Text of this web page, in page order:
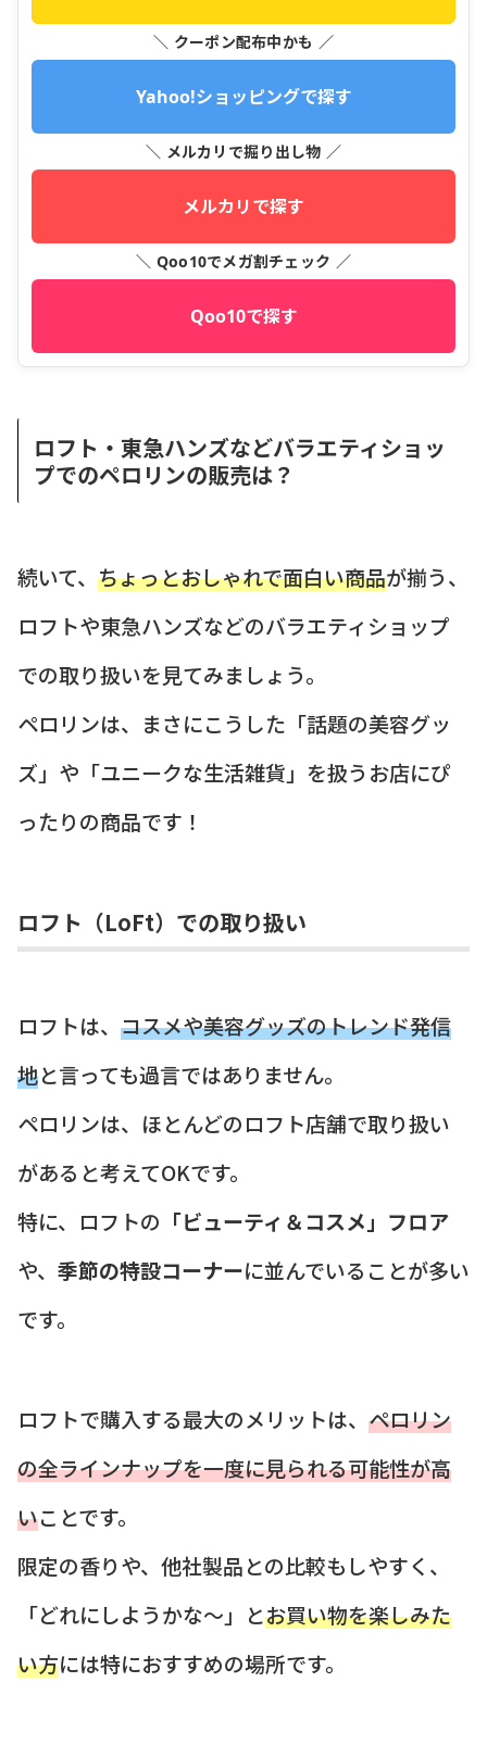
＼ クーポン配布中かも ／
Yahoo!ショッピングで探す
＼ メルカリで掘り出し物 ／
メルカリで探す
＼ Qoo10でメガ割チェック ／
Qoo10で探す
ロフト・東急ハンズなどバラエティショッ
プでのペロリンの販売は？
続いて、 ちょっとおしゃれで面白い商品が揃う、
ロフトや東急ハンズなどのバラエティショップ
での取り扱いを見てみましょう。
ペロリンは、まさにこうした「話題の美容グッ
ズ」や「ユニークな生活雑貨」を扱うお店にぴ
ったりの商品です！
ロフト（LoFt）での取り扱い
ロフトは、 コスメや美容グッズのトレンド発信
地と言っても過言ではありません。
ペロリンは、ほとんどのロフト店舗で取り扱い
があると考えてOKです。
特に、ロフトの 「ビューティ＆コスメ」フロア
や、 季節の特設コーナーに並んでいることが多い
です。
ロフトで購入する最大のメリットは、 ペロリン
の全ラインナップを一度に見られる可能性が高
いことです。
限定の香りや、他社製品との比較もしやすく、
「どれにしようかな〜」とお買い物を楽しみた
い方には特におすすめの場所です。